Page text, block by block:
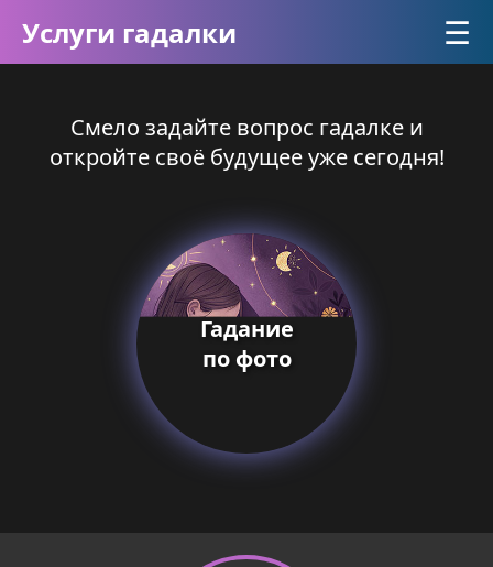
Услуги гадалки ☰
Смело задайте вопрос гадалке и
откройте своё будущее уже сегодня!
Гадание
по фото